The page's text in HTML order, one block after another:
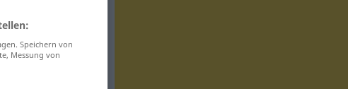
Speichern von
Messung von